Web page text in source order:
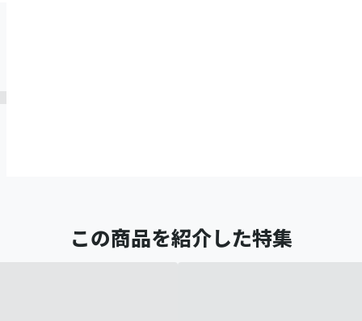
この商品を紹介した特集